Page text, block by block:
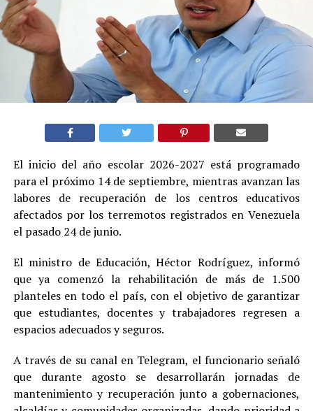
El inicio del año escolar 2026-2027 está programado
para el próximo 14 de septiembre, mientras avanzan las
labores de recuperación de los centros educativos
afectados por los terremotos registrados en Venezuela
el pasado 24 de junio.
El ministro de Educación, Héctor Rodríguez, informó
que ya comenzó la rehabilitación de más de 1.500
planteles en todo el país, con el objetivo de garantizar
que estudiantes, docentes y trabajadores regresen a
espacios adecuados y seguros.
A través de su canal en Telegram, el funcionario señaló
que durante agosto se desarrollarán jornadas de
mantenimiento y recuperación junto a gobernaciones,